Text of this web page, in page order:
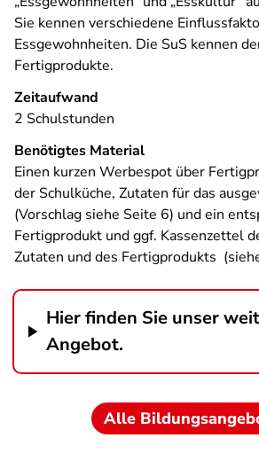
Sie kennen verschiedene
Essgewohnheiten. Die SuS kennen
Fertigprodukte.
Zeitaufwand
2 Schulstunden
Benötigtes Material
Einen kurzen Werbespot über
der Schulküche, Zutaten für das
(Vorschlag siehe Seite 6) und ein
Fertigprodukt und ggf. Kassenzettel
Zutaten und des Fertigprodukts
Hier finden Sie unser
Angebot.
Alle